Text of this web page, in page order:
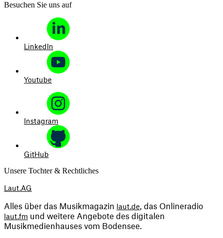
Besuchen Sie uns auf
LinkedIn
Youtube
Instagram
GitHub
Unsere Tochter & Rechtliches
Laut.AG
Alles über das Musikmagazin laut.de
laut.fm und weitere Angebote des digitalen
Musikmedienhauses vom Bodensee.